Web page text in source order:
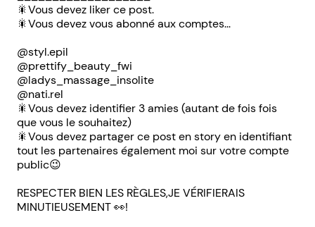
🎇Vous devez liker ce post.
🎇Vous devez vous abonné aux comptes...
@styl.epil
@prettify_beauty_fwi
@ladys_massage_insolite
@nati.rel
🎇Vous devez identifier 3 amies (autant de fois fois
que vous le souhaitez)
🎇Vous devez partager ce post en story en identifiant
tout les partenaires également moi sur votre compte
public😉
RESPECTER BIEN LES RÈGLES,JE VÉRIFIERAIS
MINUTIEUSEMENT 👀!